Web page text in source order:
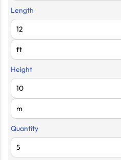
Length
Height
Quantity